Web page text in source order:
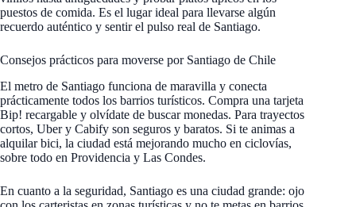
puestos de comida. Es el lugar ideal para llevarse algún
recuerdo auténtico y sentir el pulso real de Santiago.
Consejos prácticos para moverse por Santiago de Chile
El metro de Santiago funciona de maravilla y conecta
prácticamente todos los barrios turísticos. Compra una tarjeta
Bip! recargable y olvídate de buscar monedas. Para trayectos
cortos, Uber y Cabify son seguros y baratos. Si te animas a
alquilar bici, la ciudad está mejorando mucho en ciclovías,
sobre todo en Providencia y Las Condes.
En cuanto a la seguridad, Santiago es una ciudad grande: ojo